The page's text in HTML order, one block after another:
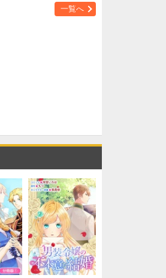
購入する
購入する
一覧へ